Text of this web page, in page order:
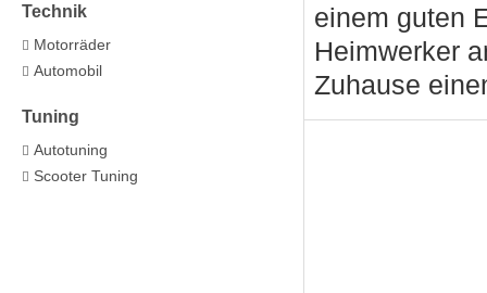
einem guten
Heimwerker
Zuhause
Technik
Motorräder
Automobil
Tuning
Autotuning
Scooter Tuning